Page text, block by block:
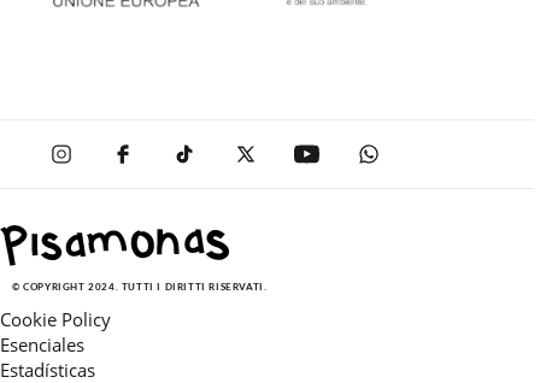
© COPYRIGHT 2024. TUTTI I DIRITTI RISERVATI.
Cookie Policy
Esenciales
Estadísticas